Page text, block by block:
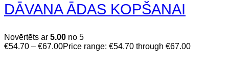
DĀVANA ĀDAS KOPŠANAI
Novērtēts ar 5.00 no 5
€54.70 – €67.00Price range: €54.70 through €67.00